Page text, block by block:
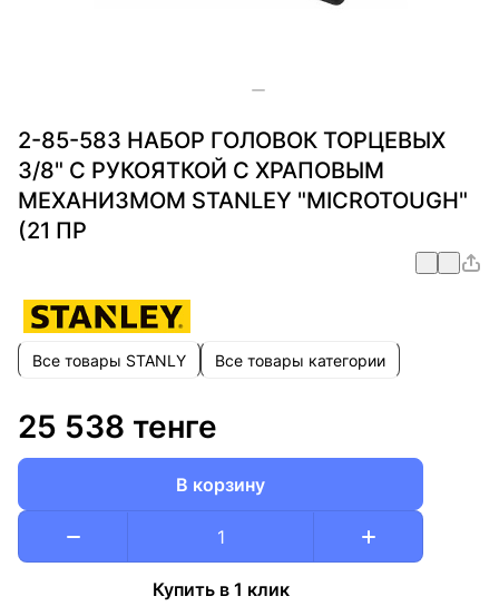
2-85-583 НАБОР ГОЛОВОК ТОРЦЕВЫХ
3/8" С РУКОЯТКОЙ С ХРАПОВЫМ
МЕХАНИЗМОМ STANLEY "MICROTOUGH"
(21 ПР
Все товары STANLY Все товары категории
25 538 тенге
В корзину
Купить в 1 клик